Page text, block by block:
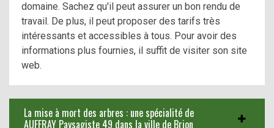
domaine. Sachez qu'il peut assurer un bon rendu de
travail. De plus, il peut proposer des tarifs très
intéressants et accessibles à tous. Pour avoir des
informations plus fournies, il suffit de visiter son site
web.
La mise à mort des arbres : une spécialité de
AUFFRAY Paysagiste 49 dans la ville de Brion